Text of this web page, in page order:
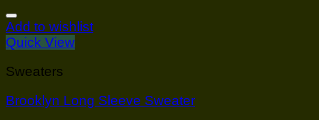
Add to wishlist
Quick View
Sweaters
Brooklyn Long Sleeve Sweater